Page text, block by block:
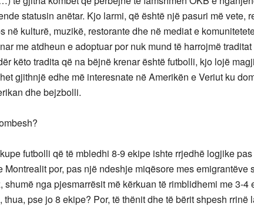
statusin anëtar. Kjo larmi, që është një pasuri më vete,
në kulturë, muzikë, restorante dhe në mediat e
me atdheun e adoptuar por nuk mund të harrojmë
këto tradita që na bëjnë krenar është futbolli, kjo lojë
gjithnjë edhe më interesnate në Amerikën e Veriut ku
dhe bejzbolli.
futbolli që të mbledhi 8-9 ekipe ishte rrjedhë logjike
Montrealit por, pas një ndeshje miqësore mes emigrantëve
shumë nga pjesmarrësit më kërkuan të rimblidhemi me 3-4
thua, pse jo 8 ekipe? Por, të thënit dhe të bërit shpesh